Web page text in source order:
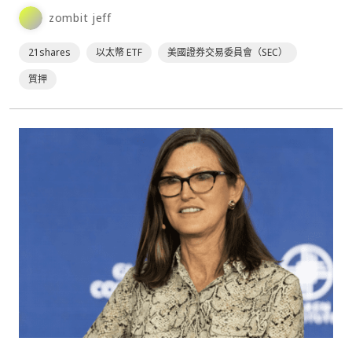
zombit jeff
21shares 以太幣 ETF
美國證券交易委員會（SEC）
質押